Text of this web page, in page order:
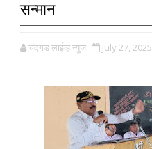
सन्मान
चंदगड लाईव्ह न्युज July 27, 2025